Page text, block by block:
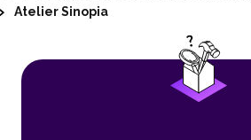
Atelier Sinopia